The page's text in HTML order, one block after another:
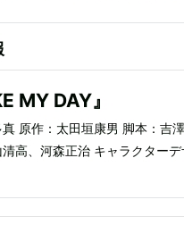
MY DAY』
原作：太田垣康男 脚本：吉
高、河森正治 キャラクターデ